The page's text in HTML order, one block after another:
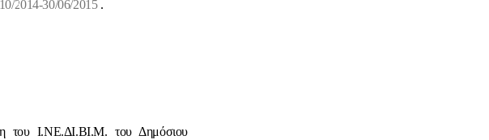
2014-30/06/2015 .
του Ι.ΝΕ.ΔΙ.ΒΙ.Μ. του Δημόσιου